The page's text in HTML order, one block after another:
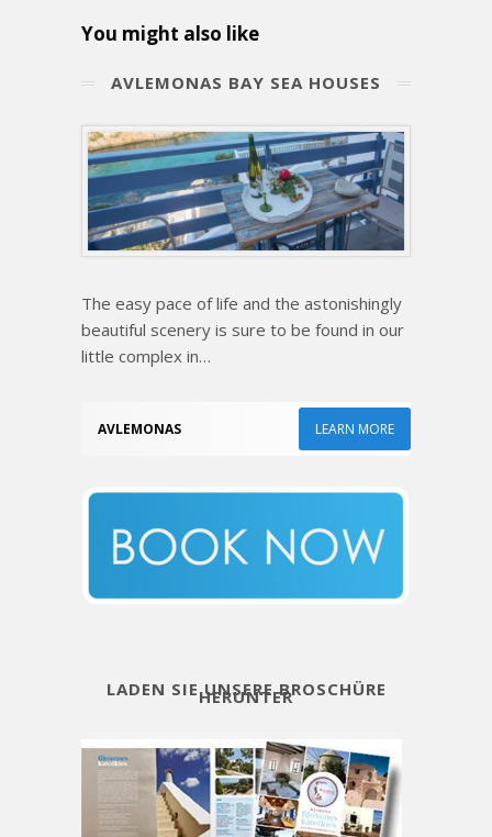
You might also like
ΑVLEMONAS BAY SEA HOUSES
The easy pace of life and the astonishingly
beautiful scenery is sure to be found in our
little complex in…
AVLEMONAS LEARN MORE
LADEN SIE UNSERE BROSCHÜRE
HERUNTER